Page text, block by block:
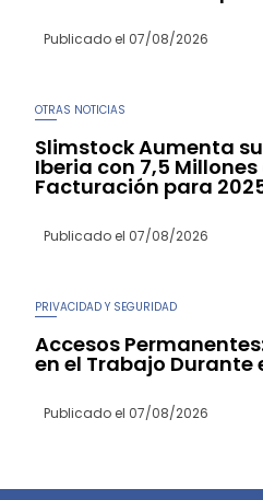
Publicado el 07/08/2026
OTRAS NOTICIAS
Slimstock Aumenta
Iberia con 7,5 Millones
Facturación para
Publicado el 07/08/2026
PRIVACIDAD Y SEGURIDAD
Accesos
en el Trabajo Durante
Publicado el 07/08/2026